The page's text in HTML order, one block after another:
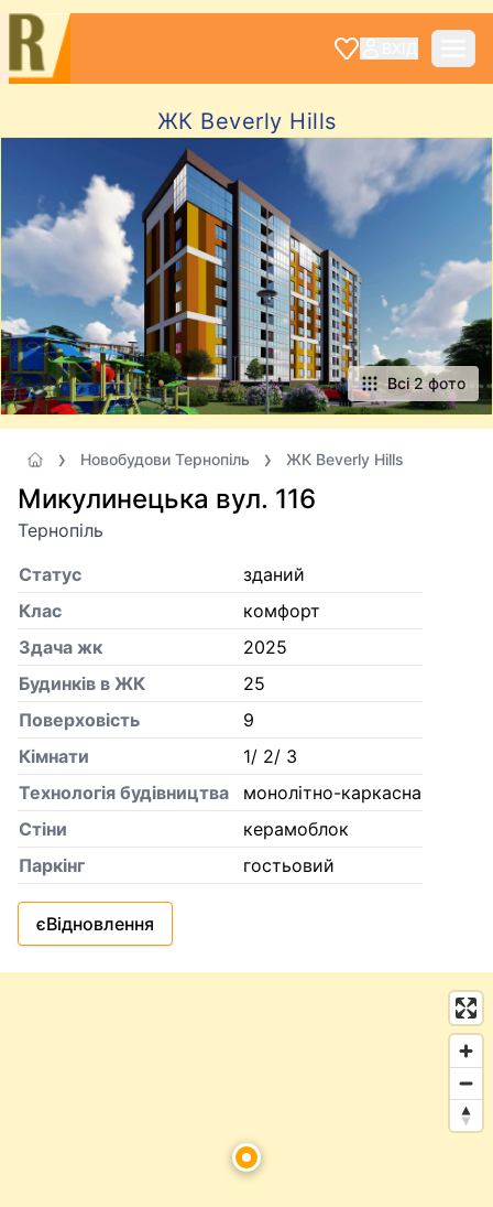
ЖК Beverly Hills
Всі 2 фото
Новобудови Тернопіль ЖК Beverly Hills
Микулинецька вул. 116
Тернопіль
Статус
зданий
Клас
комфорт
Здача жк
2025
Будинків в ЖК
25
Поверховість
9
Кiмнати
1/ 2/ 3
Технологія будівництва
монолітно-каркасна
Стіни
керамоблок
Паркінг
гостьовий
єВідновлення